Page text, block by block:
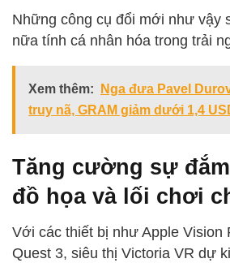
Những công cụ đổi mới như vậy
nữa tính cá nhân hóa trong trải
Xem thêm:
Nga đưa Pavel
truy nã, GRAM giảm dưới 1,4
Tăng cường sự
đồ họa và lối chơi
Với các thiết bị như Apple Vision
Quest 3, siêu thị Victoria VR dự